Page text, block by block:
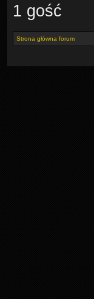
1 gość
Strona główna forum